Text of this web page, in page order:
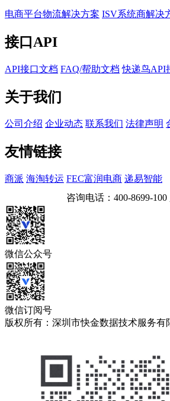
电商平台物流解决方案 ISV系统商解决
接口API
API接口文档 FAQ/帮助文档 快递鸟API
关于我们
公司介绍 企业动态 联系我们 法律声明
友情链接
商派 海淘转运 FEC富润电商 递易智能
咨询电话： 400-8699-100
微信公众号
微信订阅号
版权所有：深圳市快金数据技术服务有